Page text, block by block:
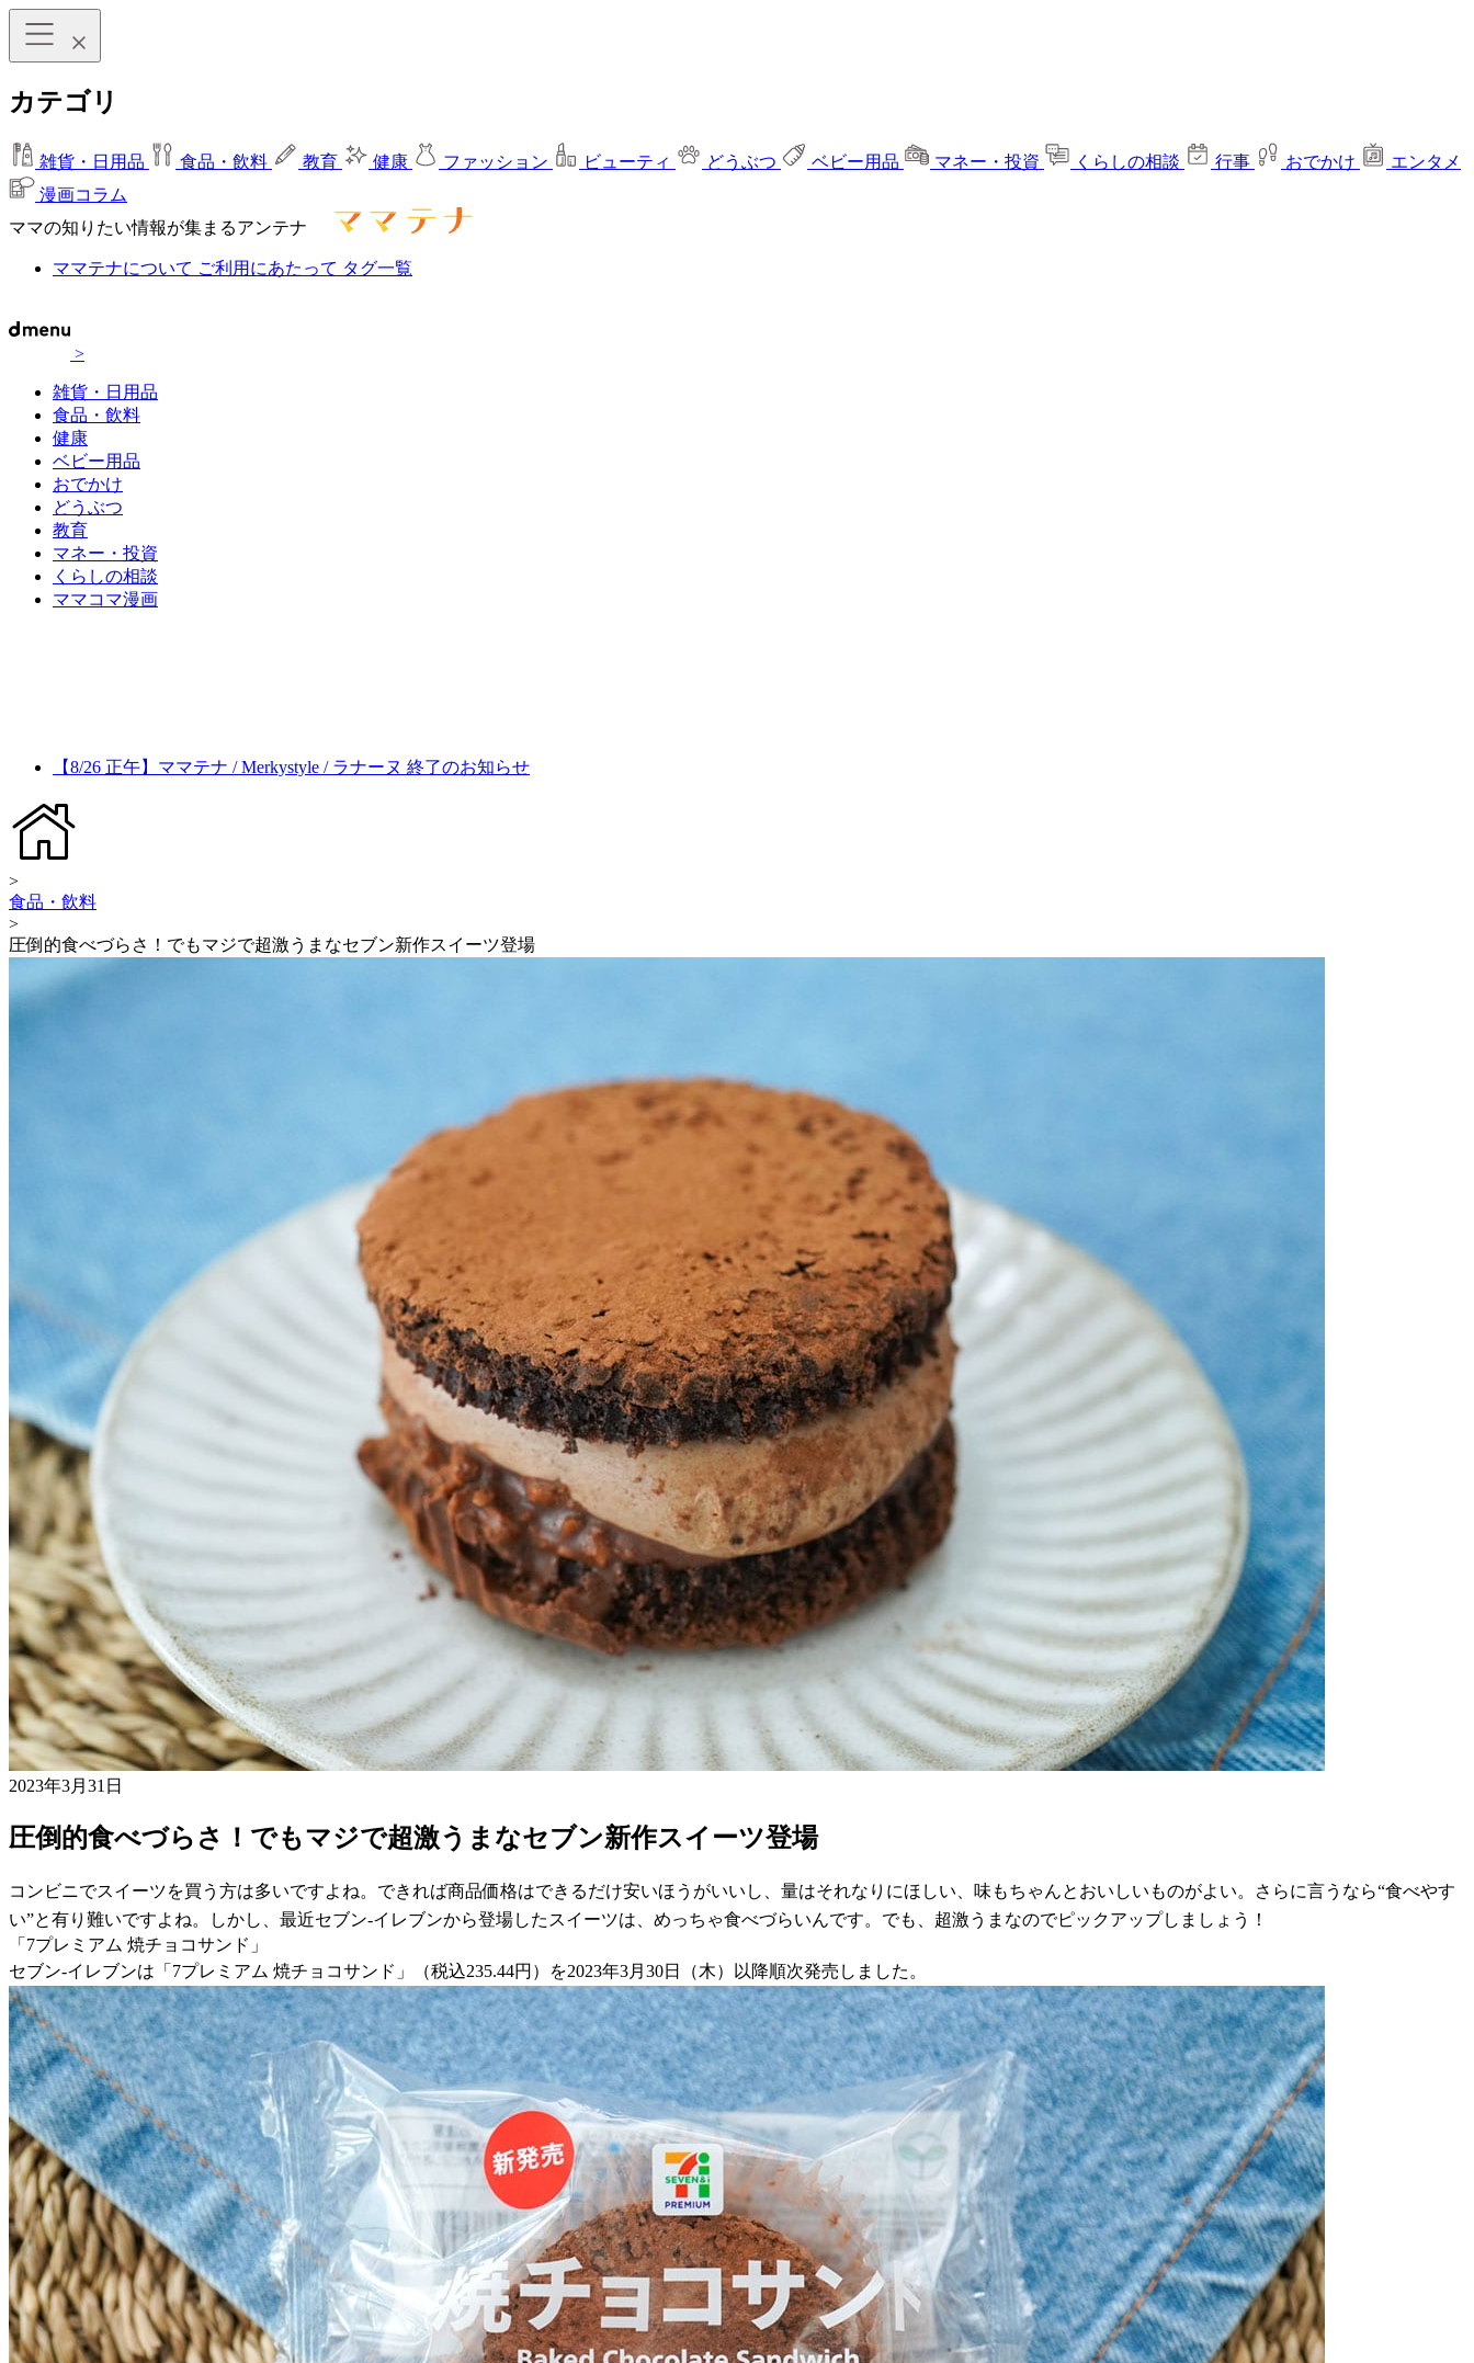
カテゴリ
雑貨・日用品 食品・飲料 教育 健康 ファッション ビューティ どうぶつ ベビー用品 マネー・投資 くらしの相談 行事 おでかけ
エンタメ
漫画コラム
ママの知りたい情報が集まるアンテナ
ママテナについて ご利用にあたって タグ一覧
>
雑貨・日用品
食品・飲料
健康
ベビー用品
おでかけ
どうぶつ
教育
マネー・投資
くらしの相談
ママコマ漫画
【8/26 正午】ママテナ / Merkystyle / ラナーヌ 終了のお知らせ
>
食品・飲料
>
圧倒的食べづらさ！でもマジで超激うまなセブン新作スイーツ登場
2023年3月31日
圧倒的食べづらさ！でもマジで超激うまなセブン新作スイーツ登場
コンビニでスイーツを買う方は多いですよね。できれば商品価格はできるだけ安いほうがいいし、量はそれなりにほしい、味もちゃんとおいしいものがよい。さらに言うなら“食べやす
い”と有り難いですよね。しかし、最近セブン-イレブンから登場したスイーツは、めっちゃ食べづらいんです。でも、超激うまなのでピックアップしましょう！
「7プレミアム 焼チョコサンド」
セブン-イレブンは「7プレミアム 焼チョコサンド」（税込235.44円）を2023年3月30日（木）以降順次発売しました。